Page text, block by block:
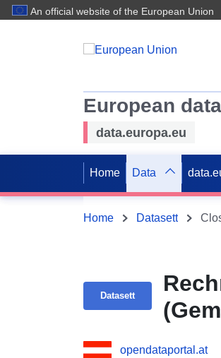
An official website of the European Union
European data
data.europa.eu
Home Data
Home Datasett
Datasett
opendataportal.at